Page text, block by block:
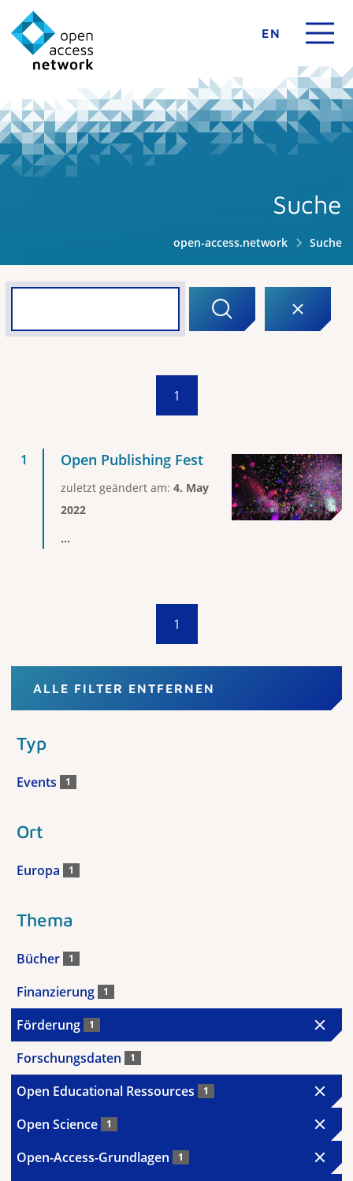
EN
Suche
open-access.network Suche
1
Open Publishing Fest
zuletzt geändert am: 4. May
2022
...
1
ALLE FILTER ENTFERNEN
Typ
Events 1
Ort
Europa 1
Thema
Bücher 1
Finanzierung 1
Förderung 1
Forschungsdaten 1
Open Educational Ressources 1
Open Science 1
Open-Access-Grundlagen 1